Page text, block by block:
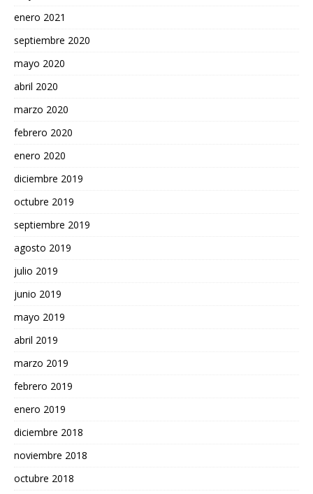
enero 2021
septiembre 2020
mayo 2020
abril 2020
marzo 2020
febrero 2020
enero 2020
diciembre 2019
octubre 2019
septiembre 2019
agosto 2019
julio 2019
junio 2019
mayo 2019
abril 2019
marzo 2019
febrero 2019
enero 2019
diciembre 2018
noviembre 2018
octubre 2018